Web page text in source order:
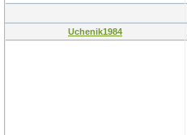
Uchenik1984